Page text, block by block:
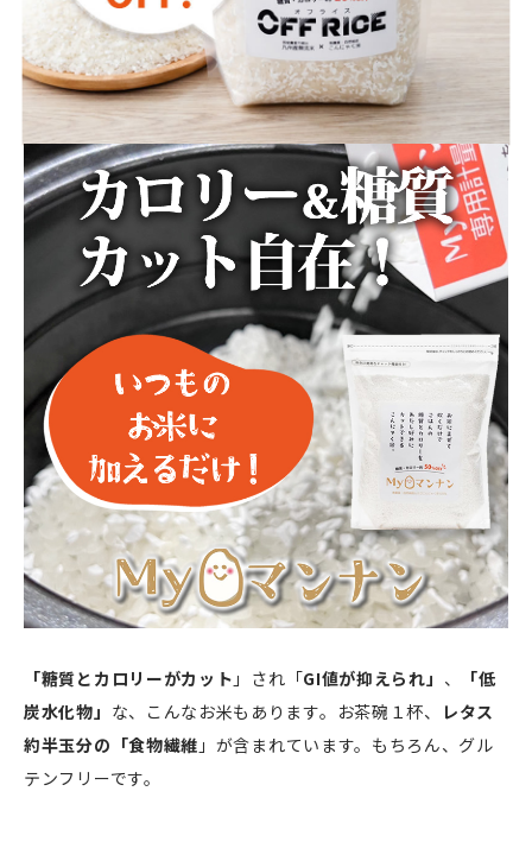
「糖質とカロリーがカット 」され「GI値が抑えられ」 、
「低
炭水化物」 な、こんなお米もあります。お茶碗１杯、
レタス
約半玉分の「食物繊維 」が含まれています。もちろん、グル
テンフリーです。